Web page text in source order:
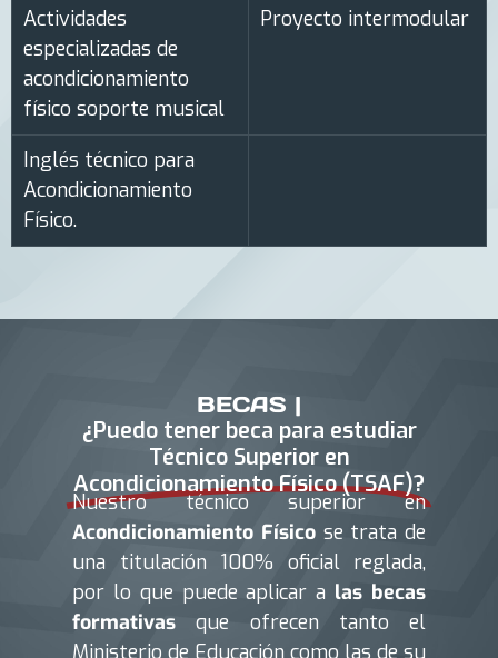
Actividades
especializadas de
acondicionamiento
físico soporte musical
Proyecto intermodular
Inglés técnico para
Acondicionamiento
Físico.
BECAS |
¿Puedo tener beca para estudiar
Técnico Superior en
Acondicionamiento Físico (TSAF)?
Nuestro técnico superior en
Acondicionamiento Físicose trata de
una titulación 100% oficial reglada,
por lo que puede aplicar a las becas
formativas que ofrecen tanto el
Ministerio de Educación como las de su